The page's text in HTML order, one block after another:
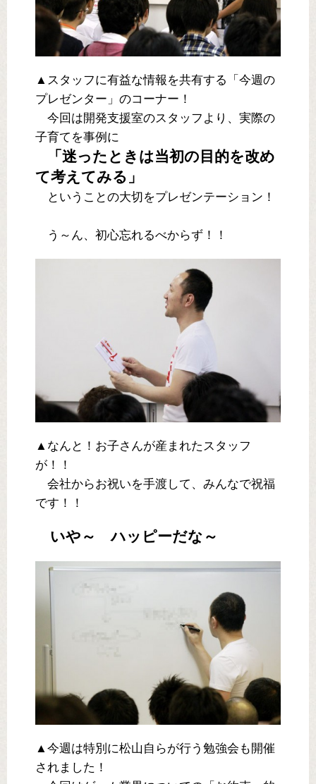
▲スタッフに有益な情報を共有する「今週の
プレゼンター」のコーナー！
今回は開発支援室のスタッフより、実際の
子育てを事例に
「迷ったときは当初の目的を改め
て考えてみる」
ということの大切をプレゼンテーション！
う～ん、初心忘れるべからず！！
▲なんと！お子さんが産まれたスタッフ
が！！
会社からお祝いを手渡して、みんなで祝福
です！！
いや～ ハッピーだな～
▲今週は特別に松山自らが行う勉強会も開催
されました！